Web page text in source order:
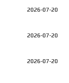
2026-07-20
2026-07-20
2026-07-20